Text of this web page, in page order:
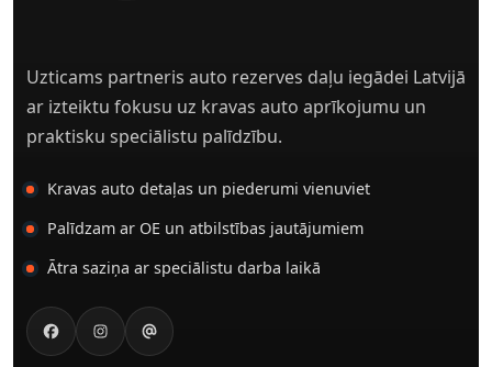
Uzticams partneris auto rezerves daļu iegādei Latvijā
ar izteiktu fokusu uz kravas auto aprīkojumu un
praktisku speciālistu palīdzību.
Kravas auto detaļas un piederumi vienuviet
Palīdzam ar OE un atbilstības jautājumiem
Ātra saziņa ar speciālistu darba laikā